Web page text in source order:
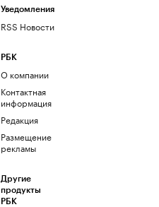
Уведомления
RSS Новости
РБК
О компании
Контактная
информация
Редакция
Размещение
рекламы
Другие
продукты
РБК